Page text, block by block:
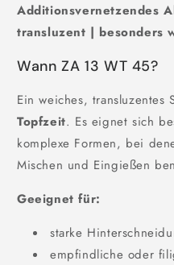
Additionsvernetzendes
transluzent | besonders
Wann ZA 13 WT 45?
Ein weiches,
Topfzeit. Es eignet sich
komplexe Formen, bei
Mischen und Eingießen
Geeignet für:
starke
empfindliche oder